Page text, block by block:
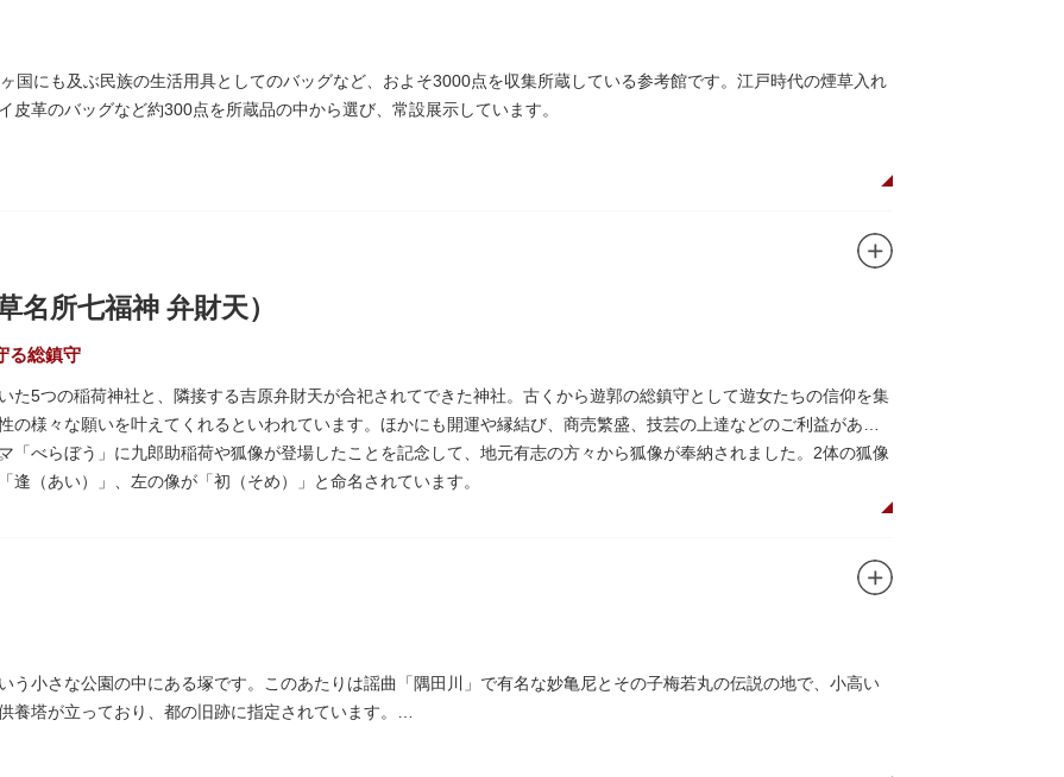
いた「病牀六尺の間」などを復元しており、明治の暮らしだけでなく創作の様子を偲ぶことができます。現在、一般
り大切に維持・保存されています。
国にも及ぶ民族の生活用具としてのバッグなど、およそ3000点を収集所蔵している参考館です。江戸時代の煙草入れ
皮革のバッグなど約300点を所蔵品の中から選び、常設展示しています。
名所七福神 弁財天）
る総鎮守
た5つの稲荷神社と、隣接する吉原弁財天が合祀されてできた神社。古くから遊郭の総鎮守として遊女たちの信仰を集
の様々な願いを叶えてくれるといわれています。ほかにも開運や縁結び、商売繁盛、技芸の上達などのご利益がある
ぞめさくら）と呼ばれるが枝垂れ桜が、見事な花を咲かせ人々を和ませます。毎年5月の例祭では神輿渡御が行われ、
福神の一社・弁財天にあたり、七福神に関する授与も年間を通して行われています。
「べらぼう」に九郎助稲荷や狐像が登場したことを記念して、地元有志の方々から狐像が奉納されました。2体の狐像
逢（あい）」、左の像が「初（そめ）」と命名されています。
う小さな公園の中にある塚です。このあたりは謡曲「隅田川」で有名な妙亀尼とその子梅若丸の伝説の地で、小高い
養塔が立っており、都の旧跡に指定されています。